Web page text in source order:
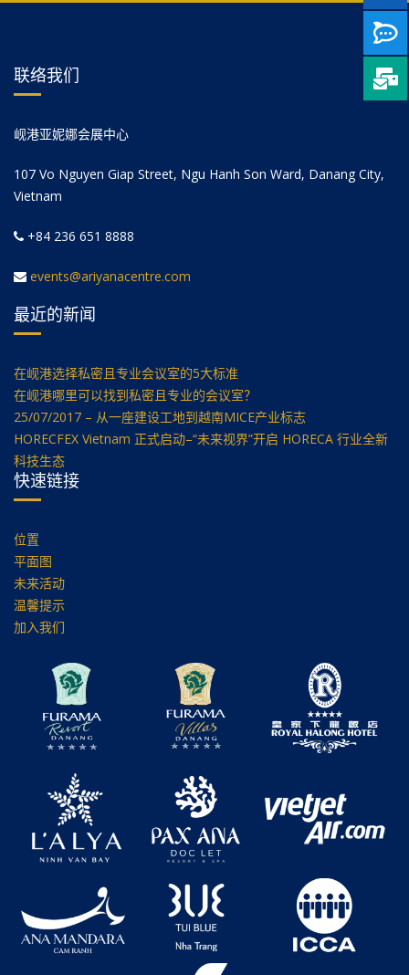
联络我们
岘港亚妮娜会展中心
107 Vo Nguyen Giap Street, Ngu Hanh Son Ward, Danang City,
Vietnam
+84 236 651 8888
events@ariyanacentre.com
最近的新闻
在岘港选择私密且专业会议室的5大标准
在岘港哪里可以找到私密且专业的会议室？
25/07/2017 – 从一座建设工地到越南MICE产业标志
HORECFEX Vietnam 正式启动–“未来视界”开启 HORECA 行业全新
科技生态
快速链接
位置
平面图
未来活动
温馨提示
加入我们